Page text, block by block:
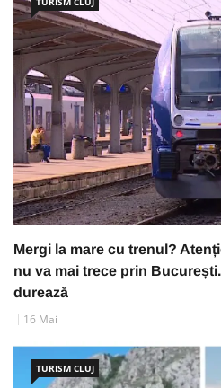
Mergi la mare cu trenul?
nu va mai trece prin
durează
16 Mai
TURISM CLUJ